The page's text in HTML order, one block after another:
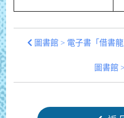
圖書館 > 電子書「借書龍
圖書館